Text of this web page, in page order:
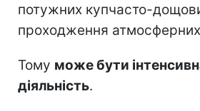
потужних купчасто-
проходження атмосферних
Тому може бути
діяльність.